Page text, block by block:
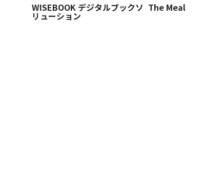
WISEBOOK デジタルブックソ
リューション
The Meal